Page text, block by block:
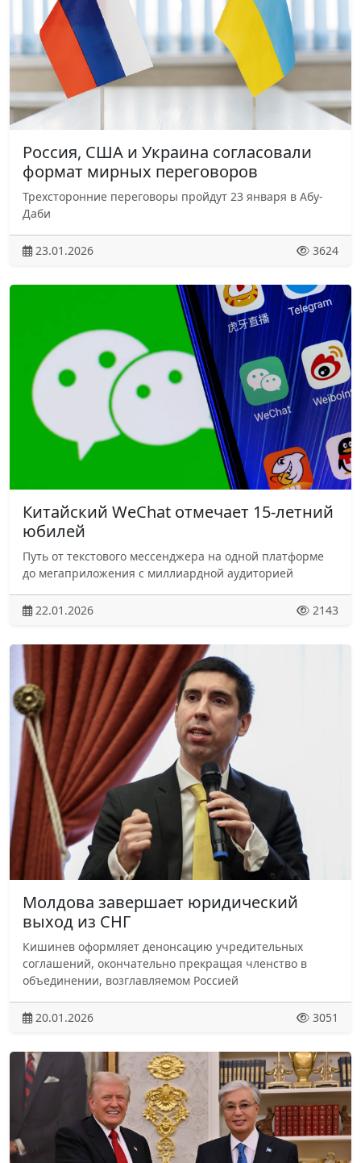
Россия, США и Украина согласовали
формат мирных переговоров
Трехсторонние переговоры пройдут 23 января в Абу-
Даби
23.01.2026 3624
Китайский WeChat отмечает 15-летний
юбилей
Путь от текстового мессенджера на одной платформе
до мегаприложения с миллиардной аудиторией
22.01.2026 2143
Молдова завершает юридический
выход из СНГ
Кишинев оформляет денонсацию учредительных
соглашений, окончательно прекращая членство в
объединении, возглавляемом Россией
20.01.2026 3051